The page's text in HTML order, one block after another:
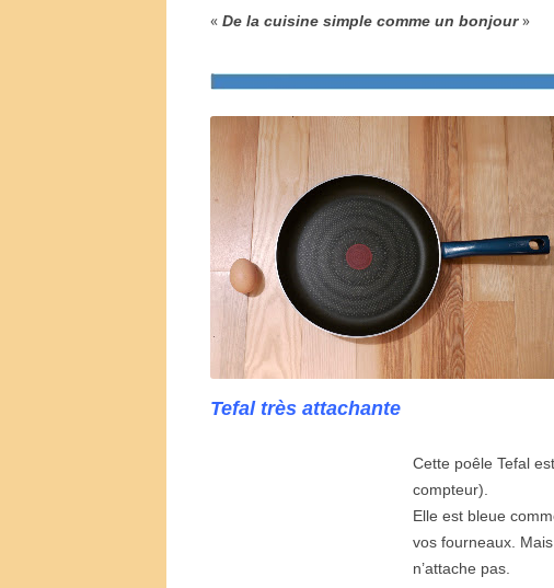
« De la cuisine simple comme un bonjour»
Tefal très attachante
Cette poêle Tefal
compteur).
Elle est bleue
vos fourneaux.
n’attache pas.